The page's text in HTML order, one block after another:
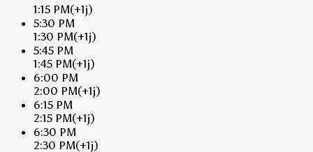
1:15 PM(+1j)
5:30 PM
1:30 PM(+1j)
5:45 PM
1:45 PM(+1j)
6:00 PM
2:00 PM(+1j)
6:15 PM
2:15 PM(+1j)
6:30 PM
2:30 PM(+1j)